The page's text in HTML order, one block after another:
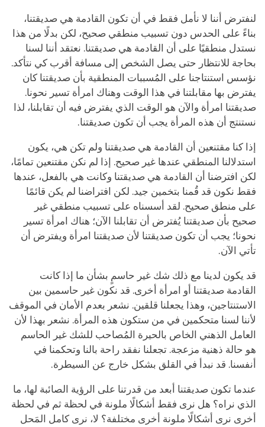
لنفترض أننا لا نأمل فقط في أن تكون القادمة هي صديقتنا،
بناءً على الحدس دون تسبيب منطقي صحيح، لكن بدلًا من هذا
نستدل منطقيًا على أن القادمة هي صديقتنا. نعتقد أننا لسنا
بحاجة للانتظار حتى يصل الشخص إلى مسافة أقرب كي نتأكد.
نؤسس استنتاجنا على المُسببات المنطقية بأن صديقتنا كان
يفترض بها مقابلتنا في هذا الوقت وهناك امرأة تسير نحونا.
صديقتنا امرأة والآن هو الوقت الذي يفترض فيه أن تقابلنا، لذا
نستنتج أن هذه المرأة يجب أن تكون صديقتنا.
إذا كنا مقتنعين أن القادمة هي صديقتنا ولم تكن هي، يكون
استدلالنا المنطقي عندها غير صحيح. إذا لم نكن مقتنعين تمامًا،
لكن افترضنا أن القادمة هي صديقتنا وكانت هي بالفعل، عندها
فقط نكون قد قُمنا بتخمين جيد. لكن افتراضنا لم يكن قائمًا
على منطق صحيح. لقد أسسناه على تسبيب منطقي غير
صحيح بأن صديقتنا يُفترض أن تقابلنا الآن؛ هناك امرأة تسير
نحونا؛ يجب أن تكون صديقتنا لأن صديقتنا امرأة ويفترض أن
تأتي الآن.
قد يكون لدينا مع ذلك شك غير حاسمٍ بشأن ما إذا كانت
القادمة صديقتنا أو امرأة أخرى. قد نكون غير حاسمين بين
الاستنتاجين، وهذا يجعلنا قلقين. نشعر بعدم الأمان في الموقف
لأننا لسنا متحكمين في من ستكون هذه المرأة. نشعر بهذا لأن
العامل الذهني الخاص بالحيرة المُصاحب للشك غير الحاسم
هو حالة ذهنية مزعجة. تجعلنا نفقد راحة بالنا وتحكمنا في
أنفسنا. قد نبدأ في القلق بشكل خارج عن السيطرة.
عندما تكون صديقتنا أبعد من قدرتنا على الرؤية الصائبة لها، ما
الذي نراه؟ هل نرى فقط أشكالًا ملونة في لحظة ثم في لحظة
أخرى نرى أشكالًا ملونة أخرى مختلفة؟ لا، نرى كامل المَحل